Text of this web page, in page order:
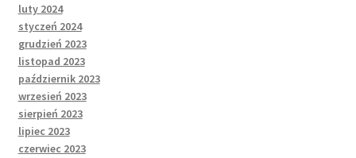
luty 2024
styczeń 2024
grudzień 2023
listopad 2023
październik 2023
wrzesień 2023
sierpień 2023
lipiec 2023
czerwiec 2023